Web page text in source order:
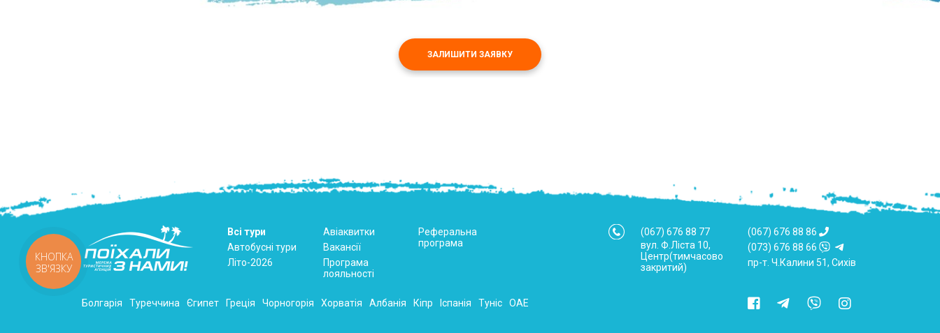
ЗАЛИШИТИ ЗАЯВКУ
Всі тури
Автобусні тури
Літо-2026
Авіаквитки
Вакансії
Програма
лояльності
Реферальна
програма
(067) 676 88 77
вул. Ф.Ліста 10,
Центр(тимчасово
закритий)
(067) 676 88 86
(073) 676 88 66
пр-т. Ч.Калини 51, Сихів
Болгарія Туреччина Єгипет Греція Чорногорія Хорватія Албанія Кіпр Іспанія Туніс ОАЕ
КНОПКА
ЗВ'ЯЗКУ